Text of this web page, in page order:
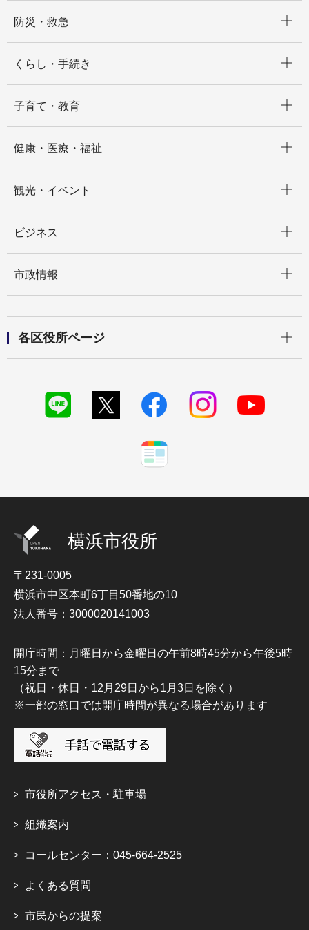
防災・救急
くらし・手続き
子育て・教育
健康・医療・福祉
観光・イベント
ビジネス
市政情報
各区役所ページ
横浜市役所
〒231-0005
横浜市中区本町6丁目50番地の10
法人番号：3000020141003
開庁時間：月曜日から金曜日の午前8時45分から午後5時
15分まで
（祝日・休日・12月29日から1月3日を除く）
※一部の窓口では開庁時間が異なる場合があります
市役所アクセス・駐車場
組織案内
コールセンター：045-664-2525
よくある質問
市民からの提案